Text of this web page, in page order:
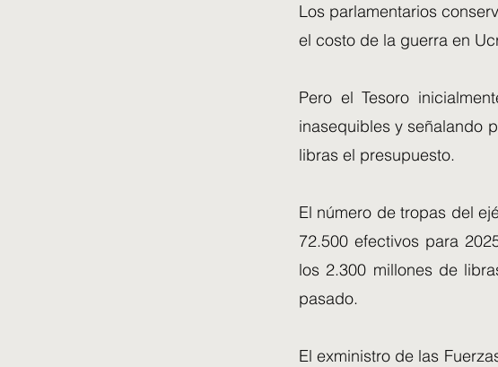
Los parlamentarios
el costo de la guerra en
Pero el Tesoro
inasequibles y señalando
libras el presupuesto.
El número de tropas del
72.500 efectivos para
los 2.300 millones de
pasado.
El exministro de las